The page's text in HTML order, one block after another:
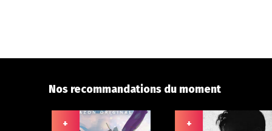
Nos recommandations du moment
+ +